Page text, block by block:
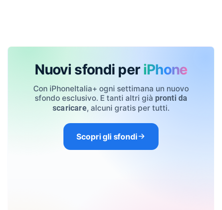
Nuovi sfondi per iPhone
Con iPhoneItalia+ ogni settimana un nuovo
sfondo esclusivo. E tanti altri già pronti da
scaricare, alcuni gratis per tutti.
Scopri gli sfondi